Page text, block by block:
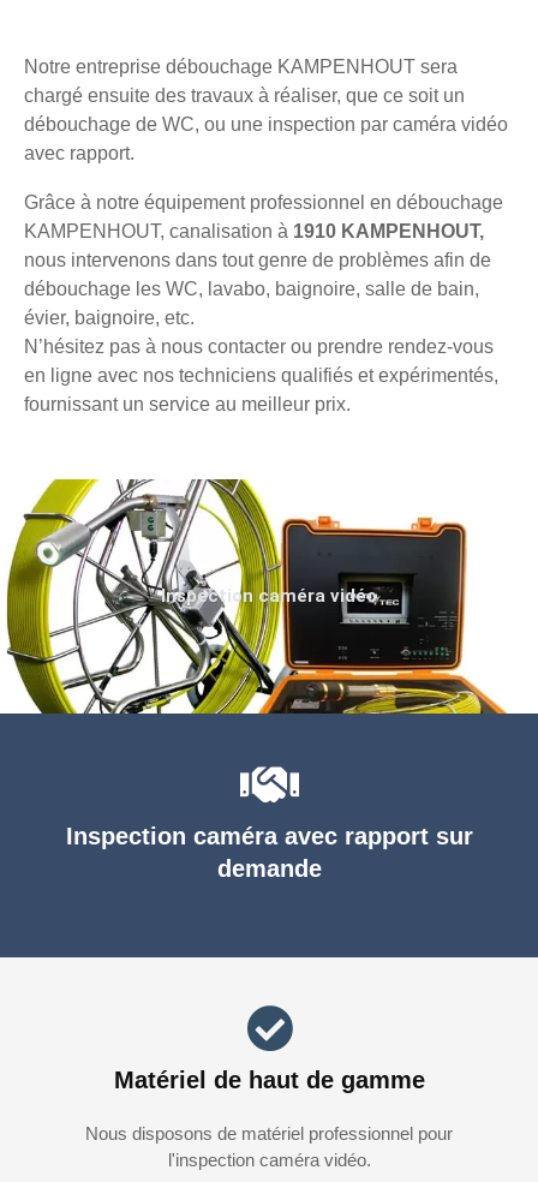
Notre entreprise débouchage KAMPENHOUT sera
chargé ensuite des travaux à réaliser, que ce soit un
débouchage de WC, ou une inspection par caméra vidéo
avec rapport.
Grâce à notre équipement professionnel en débouchage
KAMPENHOUT, canalisation à 1910 KAMPENHOUT,
nous intervenons dans tout genre de problèmes afin de
débouchage les WC, lavabo, baignoire, salle de bain,
évier, baignoire, etc.
N’hésitez pas à nous contacter ou prendre rendez-vous
en ligne avec nos techniciens qualifiés et expérimentés,
fournissant un service au meilleur prix.
Inspection caméra avec rapport sur
demande
Matériel de haut de gamme
Nous disposons de matériel professionnel pour
l'inspection caméra vidéo.
Inspection caméra vidéo